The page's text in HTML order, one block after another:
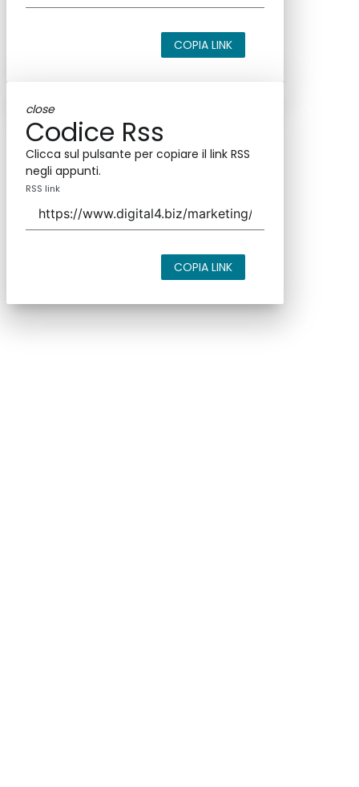
COPIA LINK
close
Codice Rss
Clicca sul pulsante per copiare il link RSS
negli appunti.
RSS link
COPIA LINK